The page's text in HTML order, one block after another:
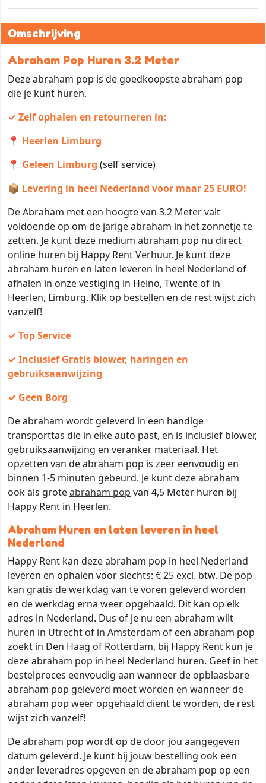
Omschrijving
Abraham Pop Huren 3.2 Meter
Deze abraham pop is de goedkoopste abraham pop
die je kunt huren.
✓ Zelf ophalen en retourneren in:
📍 Heerlen Limburg
📍 Geleen Limburg (self service)
📦 Levering in heel Nederland voor maar 25 EURO!
De Abraham met een hoogte van 3.2 Meter valt
voldoende op om de jarige abraham in het zonnetje te
zetten. Je kunt deze medium abraham pop nu direct
online huren bij Happy Rent Verhuur. Je kunt deze
abraham huren en laten leveren in heel Nederland of
afhalen in onze vestiging in Heino, Twente of in
Heerlen, Limburg. Klik op bestellen en de rest wijst zich
vanzelf!
✓ Top Service
✓ Inclusief Gratis blower, haringen en
gebruiksaanwijzing
✓ Geen Borg
De abraham wordt geleverd in een handige
transporttas die in elke auto past, en is inclusief blower,
gebruiksaanwijzing en veranker materiaal. Het
opzetten van de abraham pop is zeer eenvoudig en
binnen 1-5 minuten gebeurd. Je kunt deze abraham
ook als groteabraham pop van 4,5 Meter huren bij
Happy Rent in Heerlen.
Abraham Huren en laten leveren in heel
Nederland
Happy Rent kan deze abraham pop in heel Nederland
leveren en ophalen voor slechts: € 25 excl. btw. De pop
kan gratis de werkdag van te voren geleverd worden
en de werkdag erna weer opgehaald. Dit kan op elk
adres in Nederland. Dus of je nu een abraham wilt
huren in Utrecht of in Amsterdam of een abraham pop
zoekt in Den Haag of Rotterdam, bij Happy Rent kun je
deze abraham pop in heel Nederland huren. Geef in het
bestelproces eenvoudig aan wanneer de opblaasbare
abraham pop geleverd moet worden en wanneer de
abraham pop weer opgehaald dient te worden, de rest
wijst zich vanzelf!
De abraham pop wordt op de door jou aangegeven
datum geleverd. Je kunt bij jouw bestelling ook een
ander leveradres opgeven en de abraham pop op een